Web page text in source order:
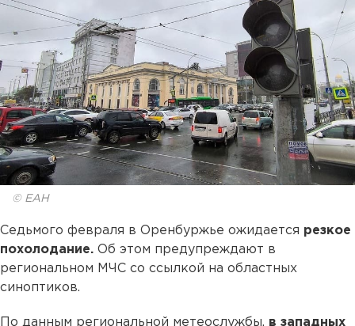
© ЕАН
Седьмого февраля в Оренбуржье ожидается резкое
похолодание. Об этом предупреждают в
региональном МЧС со ссылкой на областных
синоптиков.
По данным региональной метеослужбы, в западных